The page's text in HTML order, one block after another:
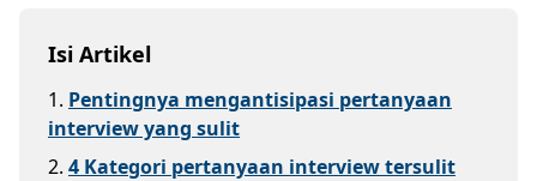
Isi Artikel
1. Pentingnya mengantisipasi pertanyaan
interview yang sulit
2. 4 Kategori pertanyaan interview tersulit